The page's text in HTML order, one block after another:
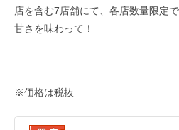
店を含む7店舗にて、各店数量限定
甘さを味わって！
※価格は税抜